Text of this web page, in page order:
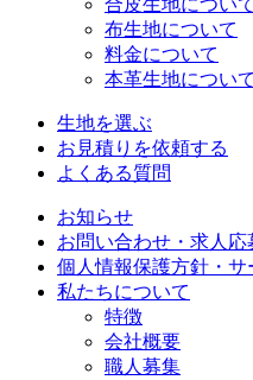
合皮生地について
布生地について
料金について
本革生地について
生地を選ぶ
お見積りを依頼する
よくある質問
お知らせ
お問い合わせ・求人応
個人情報保護方針・サ
私たちについて
特徴
会社概要
職人募集